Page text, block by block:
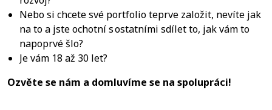
Nebo si chcete své portfolio teprve založit, nevíte jak
na to a jste ochotní s ostatními sdílet to, jak vám to
napoprvé šlo?
Je vám 18 až 30 let?
Ozvěte se nám a domluvíme se na spolupráci!